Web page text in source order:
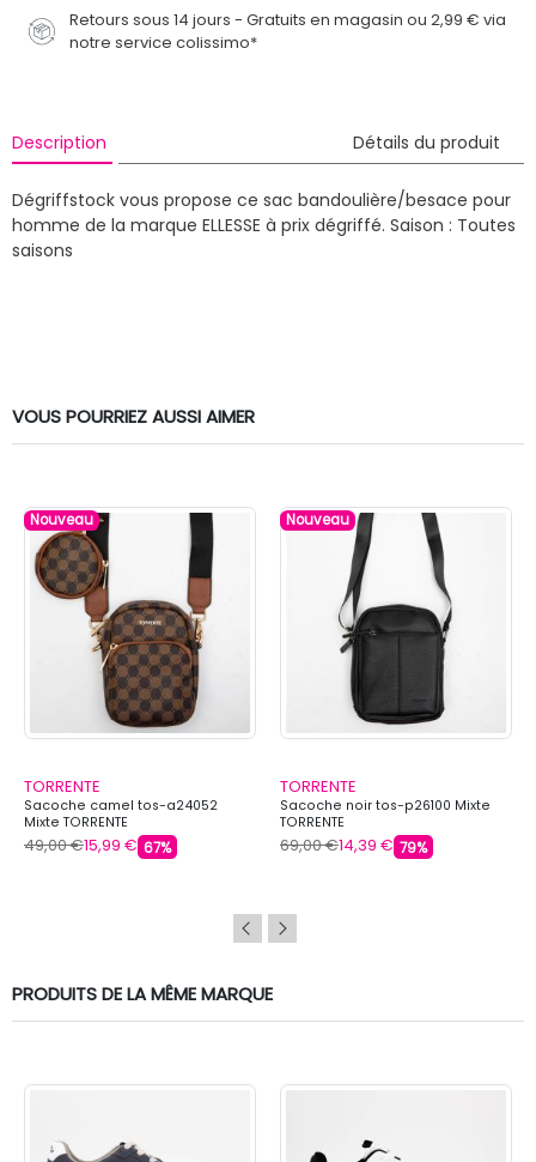
Retours sous 14 jours - Gratuits en magasin ou 2,99 € via
notre service colissimo*
Description Détails du produit
Dégriffstock vous propose ce sac bandoulière/besace pour
homme de la marque ELLESSE à prix dégriffé. Saison : Toutes
saisons
VOUS POURRIEZ AUSSI AIMER
Nouveau
TORRENTE
Sacoche camel tos-a24052
Mixte TORRENTE
49,00 €15,99 € 67%
Nouveau
TORRENTE
Sacoche noir tos-p26100 Mixte
TORRENTE
69,00 €14,39 € 79%
PRODUITS DE LA MÊME MARQUE